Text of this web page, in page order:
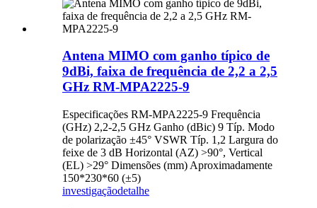
Antena MIMO com ganho típico de
9dBi, faixa de frequência de 2,2 a 2,5
GHz RM-MPA2225-9
Especificações RM-MPA2225-9 Frequência
(GHz) 2,2-2,5 GHz Ganho (dBic) 9 Típ. Modo
de polarização ±45° VSWR Típ. 1,2 Largura do
feixe de 3 dB Horizontal (AZ) >90°, Vertical
(EL) >29° Dimensões (mm) Aproximadamente
150*230*60 (±5)
investigaçãodetalhe